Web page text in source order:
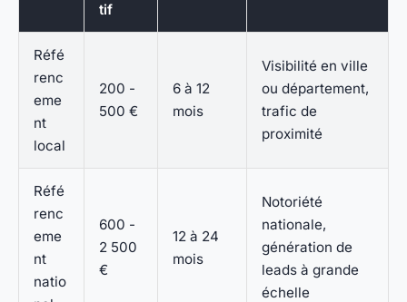
tif
Réfé
renc
eme
nt
local
200 -
500 €
6 à 12
mois
Visibilité en ville
ou département,
trafic de
proximité
Réfé
renc
eme
nt
natio
600 -
2 500
€
12 à 24
mois
Notoriété
nationale,
génération de
leads à grande
échelle